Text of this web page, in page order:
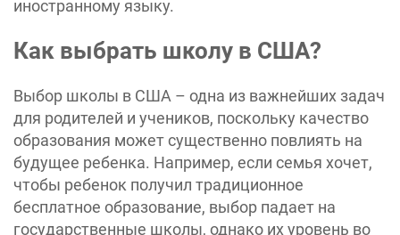
иностранному языку.
Как выбрать школу в США?
Выбор школы в США – одна из важнейших задач
для родителей и учеников, поскольку качество
образования может существенно повлиять на
будущее ребенка. Например, если семья хочет,
чтобы ребенок получил традиционное
бесплатное образование, выбор падает на
государственные школы, однако их уровень во